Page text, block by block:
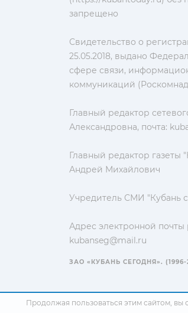
запрещено
Свидетельство о
25.05.2018, выдано
сфере связи,
коммуникаций
Главный редактор
Александровна, почта:
Главный редактор газеты
Андрей Михайлович
Учредитель СМИ "Кубань
Адрес электронной
kubanseg@mail.ru
ЗАО «КУБАНЬ СЕГОДНЯ». (1996-
Продолжая пользоваться этим сайтом, вы